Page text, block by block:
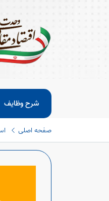
شرح وظایف
صفحه اصلی